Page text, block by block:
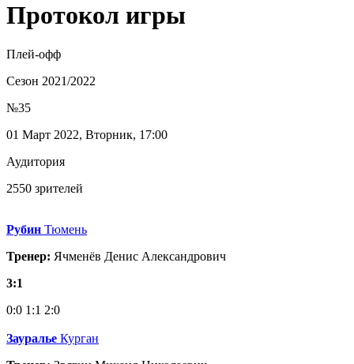
Протокол игры
Плей-офф
Сезон 2021/2022
№35
01 Март 2022, Вторник, 17:00
Аудитория
2550 зрителей
Рубин Тюмень
Тренер: Ячменёв Денис Александрович
3:1
0:0 1:1 2:0
Зауралье Курган